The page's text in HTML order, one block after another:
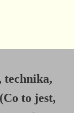
technika,
to jest,